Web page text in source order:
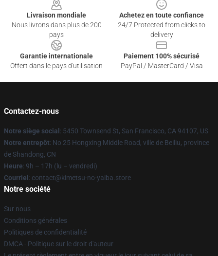
Livraison mondiale
Nous livrons dans plus de 200
pays
Achetez en toute confiance
24/7 Protected from clicks to
delivery
Garantie internationale
Offert dans le pays d'utilisation
Paiement 100% sécurisé
PayPal / MasterCard / Visa
Contactez-nous
Notre siège social : 5450 Townsend St, San Francisco, CA 94107, US
Notre entrepôt: No 25 Hongxing Middle Road, ville de Beiliu, province
de Shandong, CN
Heure: 9h – 17h (lu – vendredi)
Courriel : contact@kimetsu-no-yaiba.store
Notre société
Sur nous
Conditions générales
Politiques de confidentialité
DMCA - Politique sur le droit d'auteur